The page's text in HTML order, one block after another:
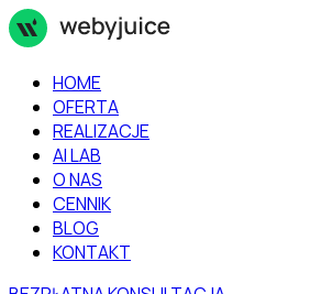
HOME
OFERTA
REALIZACJE
AI LAB
O NAS
CENNIK
BLOG
KONTAKT